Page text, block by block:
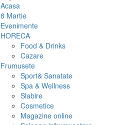
Acasa
8 Martie
Evenimente
HORECA
Food & Drinks
Cazare
Frumusete
Sport& Sanatate
Spa & Wellness
Slabire
Cosmetice
Magazine online